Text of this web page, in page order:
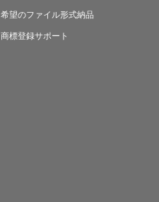
希望のファイル形式納品
商標登録サポート